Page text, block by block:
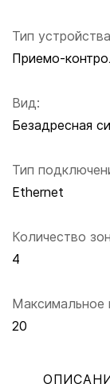
Тип
Приемо-
Вид:
Безадресная
Тип
Ethernet
Количество
4
Максимальное
20